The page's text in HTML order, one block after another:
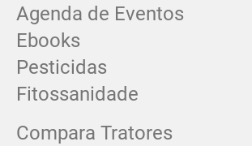
Agenda de Eventos
Ebooks
Pesticidas
Fitossanidade
Compara Tratores